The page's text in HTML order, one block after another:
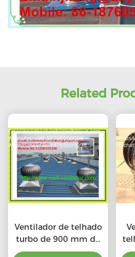
Related
Ventilador de telhado
turbo de 900 mm de
grande porte, movido